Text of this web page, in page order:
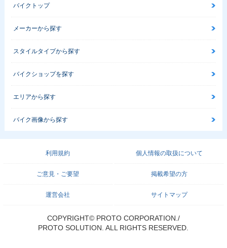
バイクトップ
メーカーから探す
スタイルタイプから探す
バイクショップを探す
エリアから探す
バイク画像から探す
利用規約 個人情報の取扱について
ご意見・ご要望 掲載希望の方
運営会社 サイトマップ
COPYRIGHT© PROTO CORPORATION./
PROTO SOLUTION. ALL RIGHTS RESERVED.